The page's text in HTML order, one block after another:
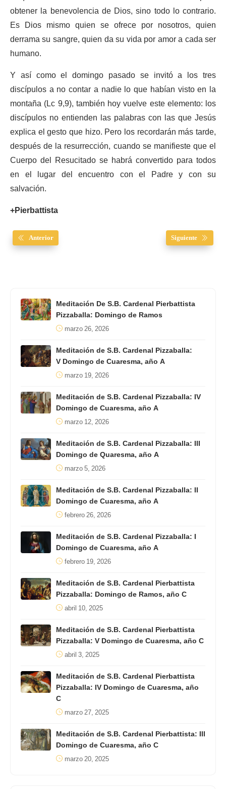
obtener la benevolencia de Dios, sino todo lo contrario.
Es Dios mismo quien se ofrece por nosotros, quien
derrama su sangre, quien da su vida por amor a cada ser
humano.
Y así como el domingo pasado se invitó a los tres
discípulos a no contar a nadie lo que habían visto en la
montaña (Lc 9,9), también hoy vuelve este elemento: los
discípulos no entienden las palabras con las que Jesús
explica el gesto que hizo. Pero los recordarán más tarde,
después de la resurrección, cuando se manifieste que el
Cuerpo del Resucitado se habrá convertido para todos
en el lugar del encuentro con el Padre y con su
salvación.
+Pierbattista
Anterior Siguiente
Meditación De S.B. Cardenal Pierbattista
Pizzaballa: Domingo de Ramos
marzo 26, 2026
Meditación de S.B. Cardenal Pizzaballa:
V Domingo de Cuaresma, año A
marzo 19, 2026
Meditación de S.B. Cardenal Pizzaballa: IV
Domingo de Cuaresma, año A
marzo 12, 2026
Meditación de S.B. Cardenal Pizzaballa: III
Domingo de Quaresma, año A
marzo 5, 2026
Meditación de S.B. Cardenal Pizzaballa: II
Domingo de Cuaresma, año A
febrero 26, 2026
Meditación de S.B. Cardenal Pizzaballa: I
Domingo de Cuaresma, año A
febrero 19, 2026
Meditación de S.B. Cardenal Pierbattista
Pizzaballa: Domingo de Ramos, año C
abril 10, 2025
Meditación de S.B. Cardenal Pierbattista
Pizzaballa: V Domingo de Cuaresma, año C
abril 3, 2025
Meditación de S.B. Cardenal Pierbattista
Pizzaballa: IV Domingo de Cuaresma, año
C
marzo 27, 2025
Meditación de S.B. Cardenal Pierbattista: III
Domingo de Cuaresma, año C
marzo 20, 2025